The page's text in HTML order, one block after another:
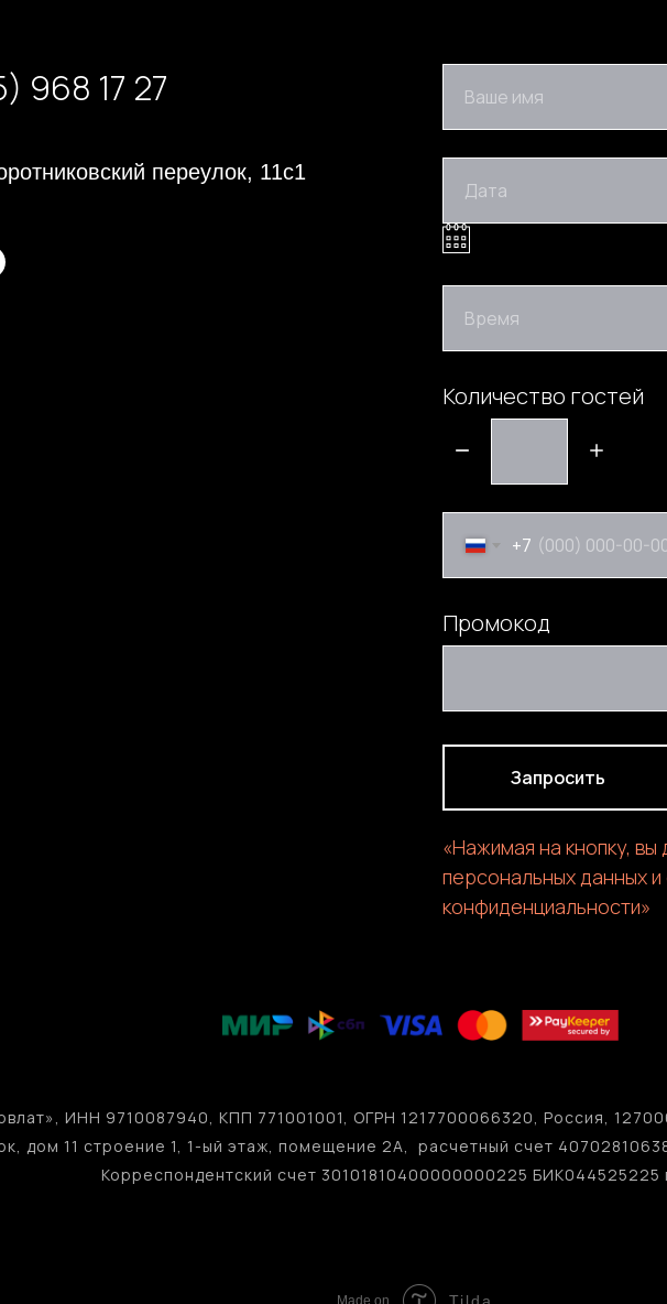
968 17 27
переулок, 11с1
Ваше имя
Дата
Время
Количество гостей
+7
Промокод
Запросить
«Нажимая на кнопку,
персональных данных
конфиденциальности»
ИНН 9710087940, КПП 771001001, ОГРН 1217700066320, Россия,
дом 11 строение 1, 1-ый этаж, помещение 2А, расчетный счет
Корреспондентский счет 30101810400000000225 БИК044525225
Made on